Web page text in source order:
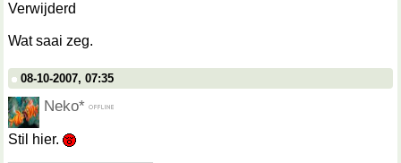
Verwijderd
Wat saai zeg.
08-10-2007, 07:35
Neko*
Stil hier.